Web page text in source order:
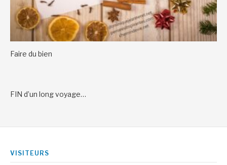
Faire du bien
FIN d’un long voyage…
VISITEURS